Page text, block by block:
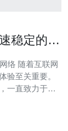
稳定的
联网
验至关重要。
一直致力于为
更加优质的网